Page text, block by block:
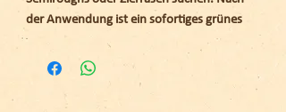
der Anwendung ist ein sofortiges grünes
Effekt zu sehen und dank der MU-
Technologie eine kontinuierliche
Nährstoffabgabe.